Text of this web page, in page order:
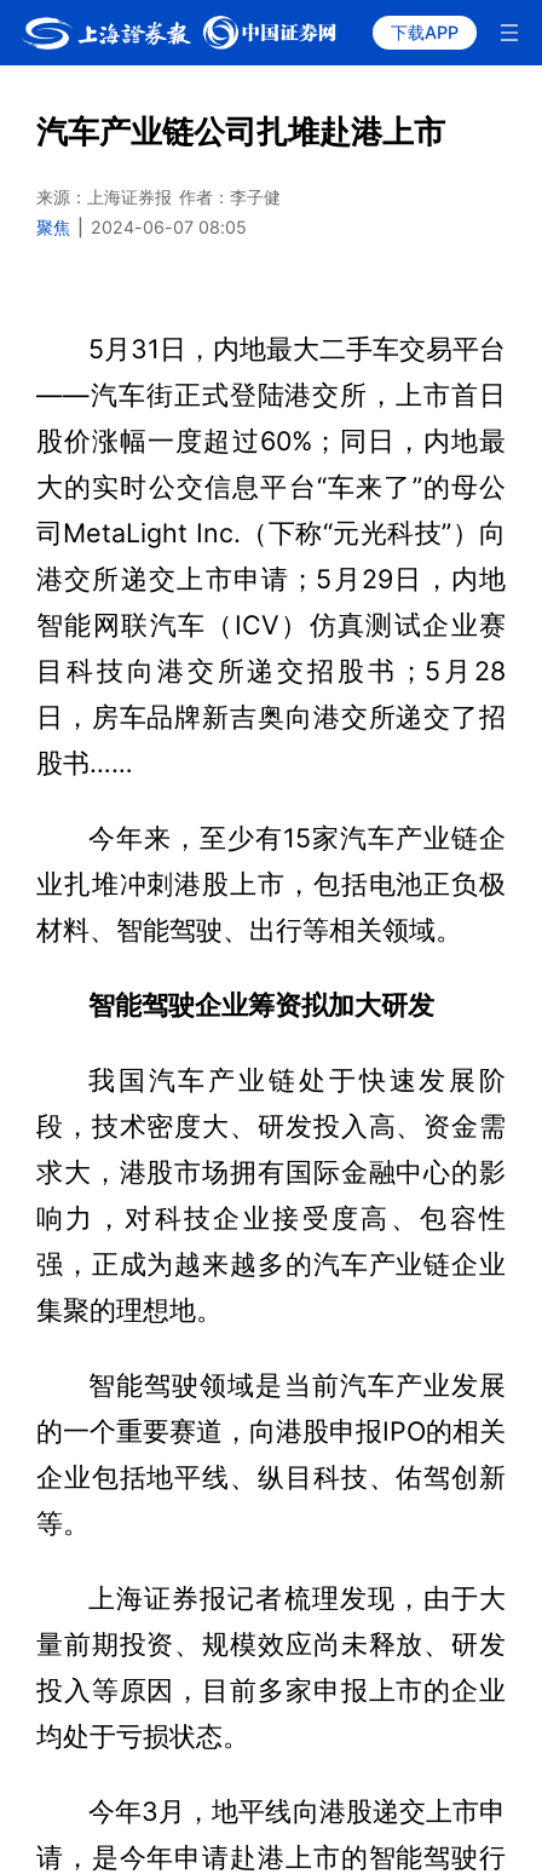
下载APP
汽车产业链公司扎堆赴港上市
来源：上海证券报 作者：李子健
聚焦
2024-06-07 08:05
5月31日，内地最大二手车交易平台
——汽车街正式登陆港交所，上市首日
股价涨幅一度超过60%；同日，内地最
大的实时公交信息平台“车来了”的母公
司MetaLight Inc.（下称“元光科技”）向
港交所递交上市申请；5月29日，内地
智能网联汽车（ICV）仿真测试企业赛
目科技向港交所递交招股书；5月28
日，房车品牌新吉奥向港交所递交了招
股书……
今年来，至少有15家汽车产业链企
业扎堆冲刺港股上市，包括电池正负极
材料、智能驾驶、出行等相关领域。
智能驾驶企业筹资拟加大研发
我国汽车产业链处于快速发展阶
段，技术密度大、研发投入高、资金需
求大，港股市场拥有国际金融中心的影
响力，对科技企业接受度高、包容性
强，正成为越来越多的汽车产业链企业
集聚的理想地。
智能驾驶领域是当前汽车产业发展
的一个重要赛道，向港股申报IPO的相关
企业包括地平线、纵目科技、佑驾创新
等。
上海证券报记者梳理发现，由于大
量前期投资、规模效应尚未释放、研发
投入等原因，目前多家申报上市的企业
均处于亏损状态。
今年3月，地平线向港股递交上市申
请，是今年申请赴港上市的智能驾驶行